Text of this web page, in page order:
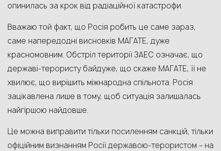
опинилась за крок від радіаційної катастрофи.
Вважаю той факт, що Росія робить це саме зараз,
саме напередодні висновків МАГАТЕ, дуже
красномовним. Обстріл території ЗАЕС означає, що
державі-терористу байдуже, що скаже МАГАТЕ, її не
хвилює, що вирішить міжнародна спільнота. Росія
зацікавлена лише в тому, щоб ситуація залишалась
найгіршою найдовше.
Це можна виправити тільки посиленням санкцій, тільки
офіційним визнанням Росії державою-терористом – на